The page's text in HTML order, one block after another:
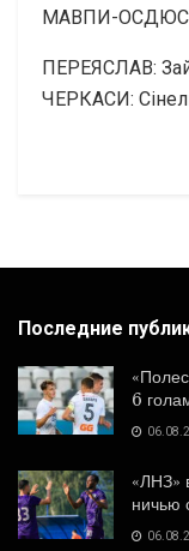
МАВПИ-
ПЕРЕЯСЛАВ:
ЧЕРКАСИ:
Последние
6
«ЛНЗ»
ничью